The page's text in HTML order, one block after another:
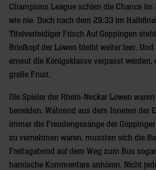
Champions League schien die Chance im
wie nie. Doch nach dem 29:33 im
Titelverteidiger Frisch Auf Göppingen
Briefkopf der Löwen bleibt weiter leer.
erneut die Königsklasse verpasst werden,
große Frust.
Die Spieler der Rhein-Neckar Löwen
beneiden. Während aus dem Inneren der
immer die Freudengesänge der
zu vernehmen waren, mussten sich die
Freitagabend auf dem Weg zum Bus
hämische Kommentare anhören. Nicht